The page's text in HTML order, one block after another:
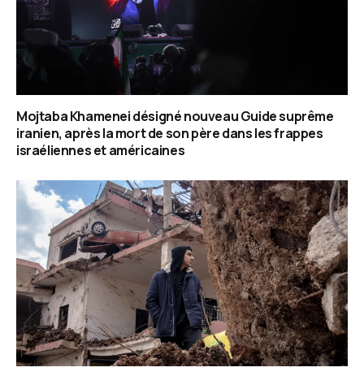
Mojtaba Khamenei désigné nouveau Guide suprême
iranien, après la mort de son père dans les frappes
israéliennes et américaines